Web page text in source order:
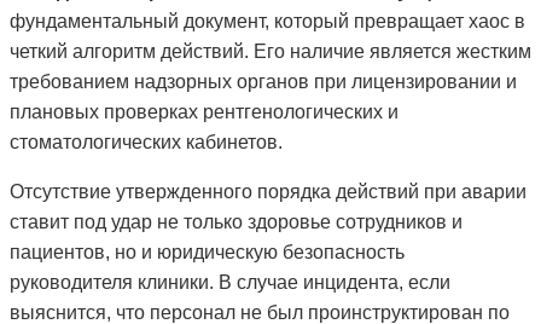
фундаментальный документ, который превращает хаос в
четкий алгоритм действий. Его наличие является жестким
требованием надзорных органов при лицензировании и
плановых проверках рентгенологических и
стоматологических кабинетов.
Отсутствие утвержденного порядка действий при аварии
ставит под удар не только здоровье сотрудников и
пациентов, но и юридическую безопасность
руководителя клиники. В случае инцидента, если
выяснится, что персонал не был проинструктирован по